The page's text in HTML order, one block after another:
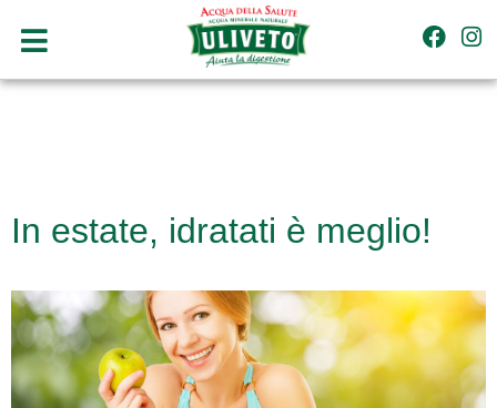
In estate, idratati è meglio!